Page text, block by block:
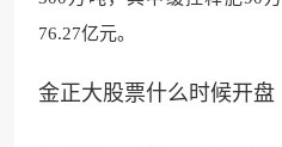
76.27亿元。
金正大股票什么时候开盘